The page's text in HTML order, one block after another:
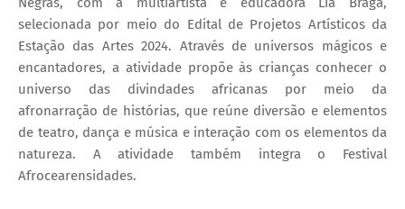
selecionada por meio do Edital de Projetos Artísticos da
Estação das Artes 2024. Através de universos mágicos e
encantadores, a atividade propõe às crianças conhecer o
universo das divindades africanas por meio da
afronarração de histórias, que reúne diversão e elementos
de teatro, dança e música e interação com os elementos da
natureza. A atividade também integra o Festival
Afrocearensidades.